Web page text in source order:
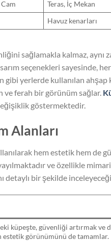
Teras, İç Mekan
Havuz kenarları
sağlamakla kalmaz, aynı
seçenekleri sayesinde,
yerlerde kullanılan
ve ferah bir görünüm sağlar.
göstermektedir.
Alanları
hem estetik hem de
ve özellikle
detaylı bir şekilde
küpeşte, güvenliği artırmak ve
görünümünü de tamamlar.